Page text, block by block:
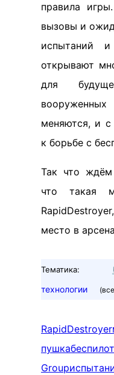
правила
вызовы и
испытаний
открывают
для
меняются, и
к борьбе с
Так что ждём
что такая
место в
Тематика:
технологии
RapidDestroyer
пушка
Group